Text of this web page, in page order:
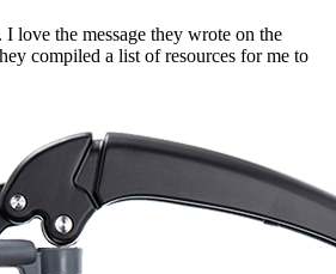
love the message they wrote on the
compiled a list of resources for me to